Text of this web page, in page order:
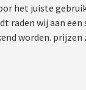
het juiste
wij aan
worden.